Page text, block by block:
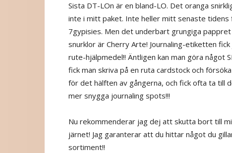
Sista DT-LOn är en bland-LO. Det oranga
inte i mitt paket. Inte heller mitt senaste
7gypisies. Men det underbart grungiga
snurklor är Cherry Arte! Journaling-etiketten
rute-hjälpmedel!! Äntligen kan man göra något
fick man skriva på en ruta cardstock och
för det hälften av gångerna, och fick ofta ta till
mer snygga journaling spots!!!
Nu rekommenderar jag dej att skutta bort till
järnet! Jag garanterar att du hittar något du
sortiment!!